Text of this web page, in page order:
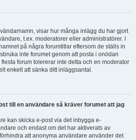
visar hur många inlägg du har gjort
t.ex. moderatorer eller administratörer. I
på några forumtitlar eftersom de ställs in
inte forumet genom att posta i onödan
forum tolererar inte detta och en moderator
enkelt att sänka ditt inläggsantal.
till en användare så kräver forumet att jag
kan skicka e-post via det inbygga e-
och endast om det har aktiverats av
att anonyma användare använder det